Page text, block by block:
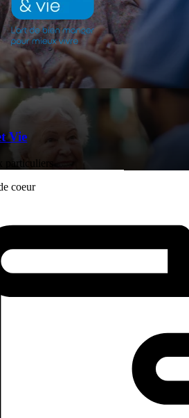
Vie
particuliers
coeur